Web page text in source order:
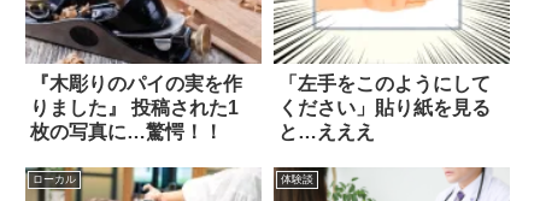
『木彫りのパイの実を作
りました』 投稿された1
枚の写真に…驚愕！！
「左手をこのようにして
ください」貼り紙を見る
と…えええ
ローカル 体験談